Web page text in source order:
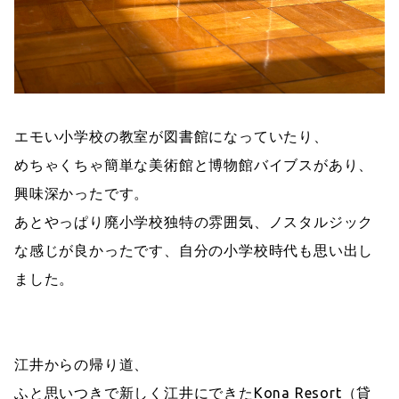
エモい小学校の教室が図書館になっていたり、
めちゃくちゃ簡単な美術館と博物館バイブスがあり、
興味深かったです。
あとやっぱり廃小学校独特の雰囲気、ノスタルジック
な感じが良かったです、自分の小学校時代も思い出し
ました。
江井からの帰り道、
ふと思いつきで新しく江井にできたKona Resort（貸